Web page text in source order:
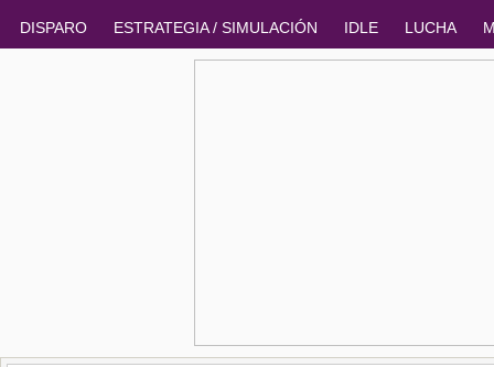
DISPARO ESTRATEGIA / SIMULACIÓN IDLE LUCHA